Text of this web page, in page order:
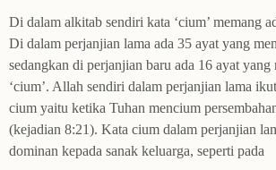
Di dalam alkitab sendiri kata ‘cium’ memang
Di dalam perjanjian lama ada 35 ayat yang
sedangkan di perjanjian baru ada 16 ayat
‘cium’. Allah sendiri dalam perjanjian lama
cium yaitu ketika Tuhan mencium
(kejadian 8:21). Kata cium dalam perjanjian
dominan kepada sanak keluarga, seperti pada